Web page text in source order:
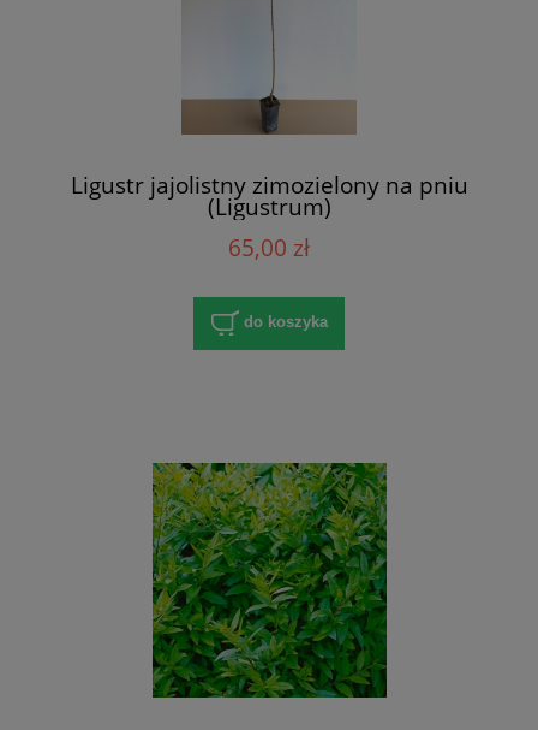
Ligustr jajolistny zimozielony na pniu
(Ligustrum)
65,00 zł
do koszyka